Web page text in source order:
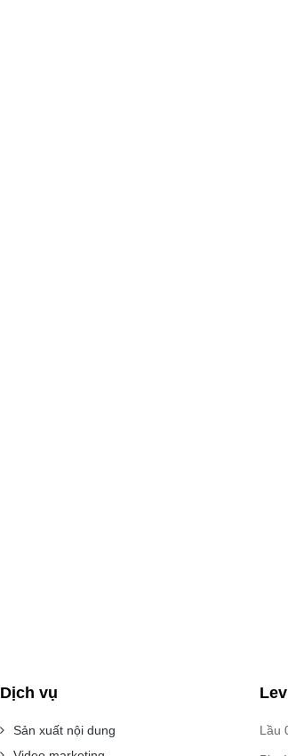
Dịch vụ
Sản xuất nội dung
Lầu